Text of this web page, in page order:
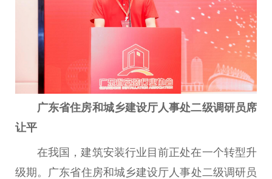
广东省住房和城乡建设厅人事处二级调研员席
让平
在我国，建筑安装行业目前正处在一个转型升
级期。广东省住房和城乡建设厅人事处二级调研员